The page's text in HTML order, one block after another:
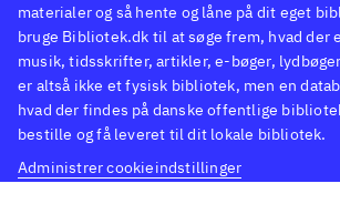
materialer og så hente og låne på dit eget
bruge Bibliotek.dk til at søge frem, hvad der
musik, tidsskrifter, artikler, e-bøger,
er altså ikke et fysisk bibliotek, men en
hvad der findes på danske offentlige
bestille og få leveret til dit lokale bibliotek.
Administrer cookieindstillinger